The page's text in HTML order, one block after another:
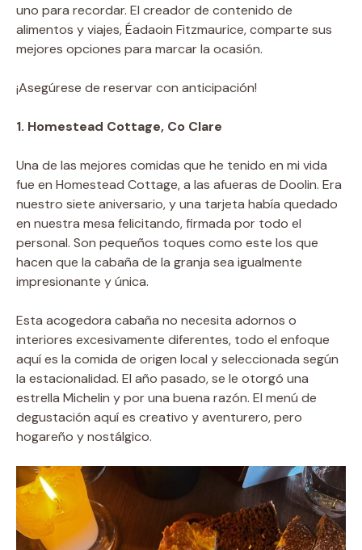
uno para recordar. El creador de contenido de
alimentos y viajes, Éadaoin Fitzmaurice, comparte sus
mejores opciones para marcar la ocasión.
¡Asegúrese de reservar con anticipación!
1. Homestead Cottage, Co Clare
Una de las mejores comidas que he tenido en mi vida
fue en Homestead Cottage, a las afueras de Doolin. Era
nuestro siete aniversario, y una tarjeta había quedado
en nuestra mesa felicitando, firmada por todo el
personal. Son pequeños toques como este los que
hacen que la cabaña de la granja sea igualmente
impresionante y única.
Esta acogedora cabaña no necesita adornos o
interiores excesivamente diferentes, todo el enfoque
aquí es la comida de origen local y seleccionada según
la estacionalidad. El año pasado, se le otorgó una
estrella Michelin y por una buena razón. El menú de
degustación aquí es creativo y aventurero, pero
hogareño y nostálgico.